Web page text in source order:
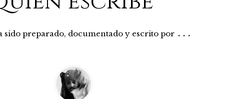
sido preparado, documentado y escrito por ...